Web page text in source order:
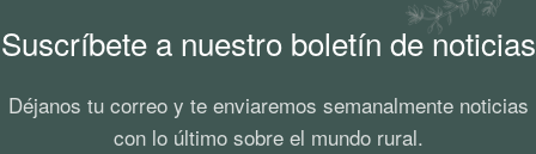
Suscríbete a nuestro boletín de noticias
Déjanos tu correo y te enviaremos semanalmente noticias
con lo último sobre el mundo rural.